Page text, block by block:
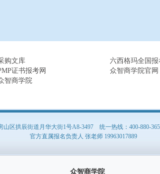
购文库 六西格玛全国
证书报考网 众智商学院官网
智商学院
山区拱辰街道月华大街1号A8-3497 统一热线：400-880-
官方直属报名负责人 张老师 19963017889
众智商学院